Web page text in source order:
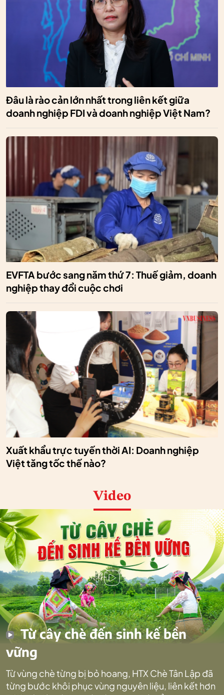
Đâu là rào cản lớn nhất trong liên kết giữa
doanh nghiệp FDI và doanh nghiệp Việt Nam?
EVFTA bước sang năm thứ 7: Thuế giảm, doanh
nghiệp thay đổi cuộc chơi
Xuất khẩu trực tuyến thời AI: Doanh nghiệp
Việt tăng tốc thế nào?
Video
Từ cây chè đến sinh kế bền
vững
Từ vùng chè từng bị bỏ hoang, HTX Chè Tân Lập đã
từng bước khôi phục vùng nguyên liệu, liên kết hơn